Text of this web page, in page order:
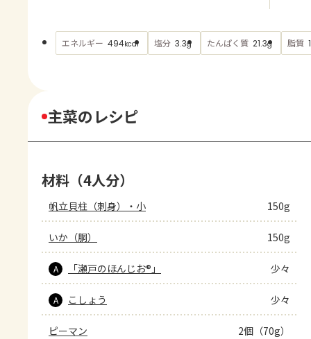
エネルギー 494kcal 塩分 3.3g たんぱく質 21.3g 脂質
主菜のレシピ
材料（4人分）
帆立貝柱（刺身）・小 150g
いか（胴） 150g
A 「瀬戸のほんじお®」 少々
A こしょう 少々
ピーマン 2個（70g）